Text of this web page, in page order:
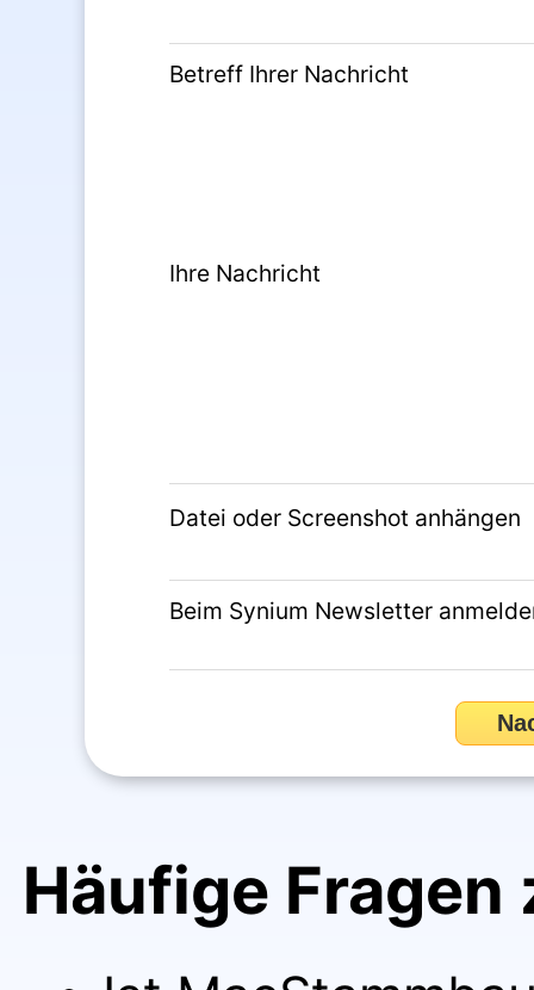
Betreff Ihrer Nachricht
Ihre Nachricht
Datei oder Screenshot anhängen
Beim Synium Newsletter
Häufige Fragen